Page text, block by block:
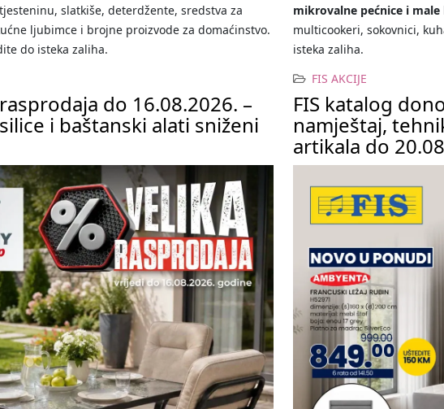
slatkiše, deterdžente, sredstva za
ljubimce i brojne proizvode za domaćinstvo.
do isteka zaliha.
mikrovalne pećnice i
multicookeri, sokovnici,
isteka zaliha.
FIS AKCIJE
do 16.08.2026. –
i baštanski alati sniženi
FIS katalog
namještaj,
artikala do